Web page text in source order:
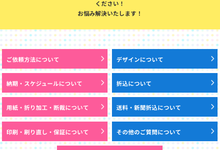
ください！
お悩み解決いたします！
ご依頼方法について デザインについて
納期・スケジュールについて 折込について
用紙・折り加工・断裁について 送料・新聞折込について
印刷・刷り直し・保証について その他のご質問について